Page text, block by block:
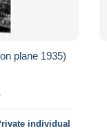
plane 1935)
individual